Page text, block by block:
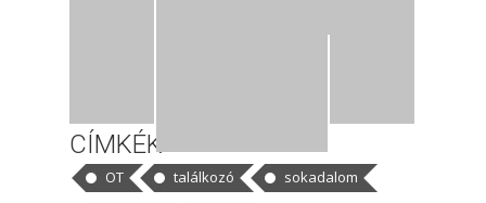
CÍMKÉK
OT találkozó
sokadalom